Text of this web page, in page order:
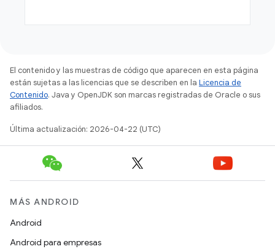
El contenido y las muestras de código que aparecen en esta página
están sujetas a las licencias que se describen en la Licencia de
Contenido. Java y OpenJDK son marcas registradas de Oracle o sus
afiliados.
Última actualización: 2026-04-22 (UTC)
MÁS ANDROID
Android
Android para empresas